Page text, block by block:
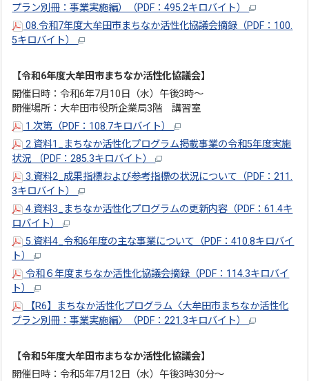
プラン別冊：事業実施編）（PDF：495.2キロバイト）
08.令和7年度大牟田市まちなか活性化協議会摘録（PDF：100.
5キロバイト）
【令和6年度大牟田市まちなか活性化協議会】
開催日時：令和6年7月10日（水）午後3時～
開催場所：大牟田市役所企業局3階 講習室
1.次第（PDF：108.7キロバイト）
2.資料1_まちなか活性化プログラム掲載事業の令和5年度実施
状況 （PDF：285.3キロバイト）
3.資料2_成果指標および参考指標の状況について（PDF：211.
3キロバイト）
4.資料3_まちなか活性化プログラムの更新内容（PDF：61.4キ
ロバイト）
5.資料4_令和6年度の主な事業について（PDF：410.8キロバイ
ト）
令和６年度まちなか活性化協議会摘録（PDF：114.3キロバイ
ト）
【R6】まちなか活性化プログラム〈大牟田市まちなか活性化
プラン別冊：事業実施編〉（PDF：221.3キロバイト）
【令和5年度大牟田市まちなか活性化協議会】
開催日時：令和5年7月12日（水）午後3時30分～